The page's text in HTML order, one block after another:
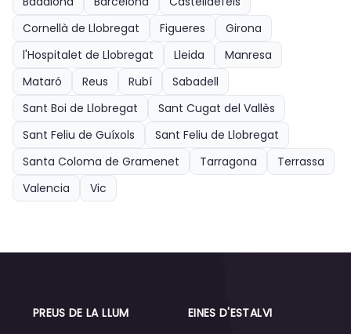
Cornellà de Llobregat
Figueres
Girona
l'Hospitalet de Llobregat
Lleida
Manresa
Mataró
Reus Rubí
Sabadell
Sant Boi de Llobregat
Sant Cugat del Vallès
Sant Feliu de Guíxols
Sant Feliu de Llobregat
Santa Coloma de Gramenet
Tarragona
Terrassa
Valencia
Vic
PREUS DE LA LLUM
EINES D'ESTALVI